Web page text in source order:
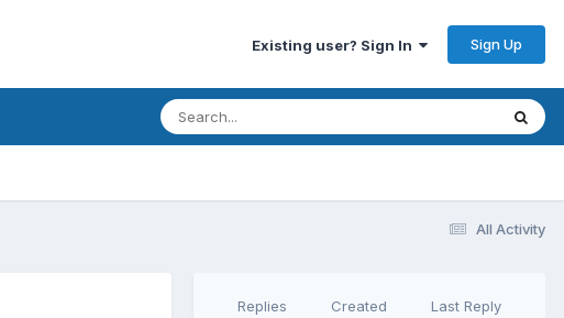
Existing user? Sign In Sign Up
All Activity
Replies Created Last Reply